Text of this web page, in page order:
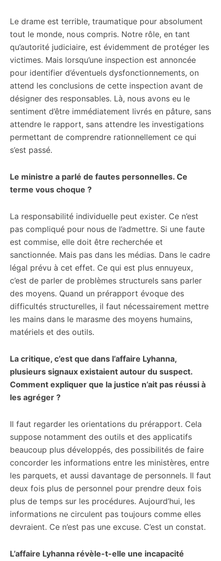
Le drame est terrible, traumatique pour absolument
tout le monde, nous compris. Notre rôle, en tant
qu’autorité judiciaire, est évidemment de protéger les
victimes. Mais lorsqu’une inspection est annoncée
pour identifier d’éventuels dysfonctionnements, on
attend les conclusions de cette inspection avant de
désigner des responsables. Là, nous avons eu le
sentiment d’être immédiatement livrés en pâture, sans
attendre le rapport, sans attendre les investigations
permettant de comprendre rationnellement ce qui
s’est passé.
Le ministre a parlé de fautes personnelles. Ce
terme vous choque ?
La responsabilité individuelle peut exister. Ce n’est
pas compliqué pour nous de l’admettre. Si une faute
est commise, elle doit être recherchée et
sanctionnée. Mais pas dans les médias. Dans le cadre
légal prévu à cet effet. Ce qui est plus ennuyeux,
c’est de parler de problèmes structurels sans parler
des moyens. Quand un prérapport évoque des
difficultés structurelles, il faut nécessairement mettre
les mains dans le marasme des moyens humains,
matériels et des outils.
La critique, c’est que dans l’affaire Lyhanna,
plusieurs signaux existaient autour du suspect.
Comment expliquer que la justice n’ait pas réussi à
les agréger ?
Il faut regarder les orientations du prérapport. Cela
suppose notamment des outils et des applicatifs
beaucoup plus développés, des possibilités de faire
concorder les informations entre les ministères, entre
les parquets, et aussi davantage de personnels. Il faut
deux fois plus de personnel pour prendre deux fois
plus de temps sur les procédures. Aujourd’hui, les
informations ne circulent pas toujours comme elles
devraient. Ce n’est pas une excuse. C’est un constat.
L’affaire Lyhanna révèle-t-elle une incapacité